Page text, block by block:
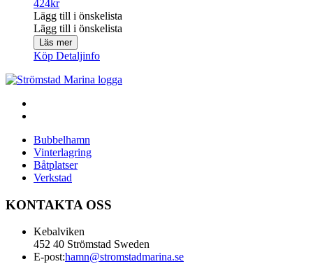
424kr
Lägg till i önskelista
Lägg till i önskelista
Läs mer
Köp Detaljinfo
Bubbelhamn
Vinterlagring
Båtplatser
Verkstad
KONTAKTA OSS
Kebalviken
452 40 Strömstad Sweden
E-post:hamn@stromstadmarina.se